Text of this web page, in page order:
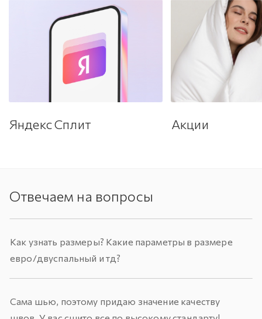
Яндекс Сплит Акции
Отвечаем на вопросы
Как узнать размеры? Какие параметры в размере
евро/двуспальный и тд?
Сама шью, поэтому придаю значение качеству